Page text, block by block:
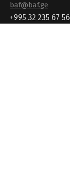
baf@baf.ge
+995 32 235 67 56